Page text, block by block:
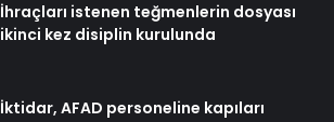
İhraçları istenen teğmenlerin dosyası
ikinci kez disiplin kurulunda
İktidar, AFAD personeline kapıları